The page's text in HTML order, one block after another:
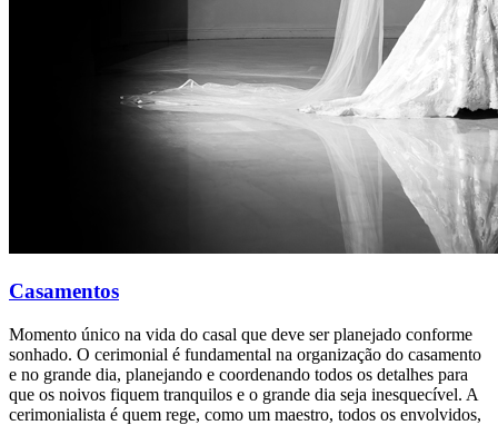
Casamentos
Momento único na vida do casal que deve ser planejado conforme
sonhado. O cerimonial é fundamental na organização do casamento
e no grande dia, planejando e coordenando todos os detalhes para
que os noivos fiquem tranquilos e o grande dia seja inesquecível. A
cerimonialista é quem rege, como um maestro, todos os envolvidos,